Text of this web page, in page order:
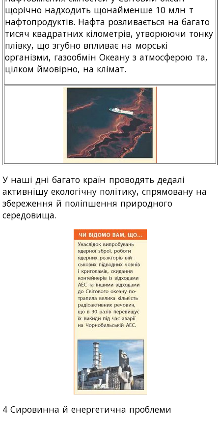
щорічно надходить щонайменше 10 млн т
нафтопродуктів. Нафта розливається на багато
тисяч квадратних кілометрів, утворюючи тонку
плівку, що згубно впливає на морські
організми, газообмін Океану з атмосферою та,
цілком ймовірно, на клімат.
У наші дні багато країн проводять дедалі
активнішу екологічну політику, спрямовану на
збереження й поліпшення природного
середовища.
4 Сировинна й енергетична проблеми